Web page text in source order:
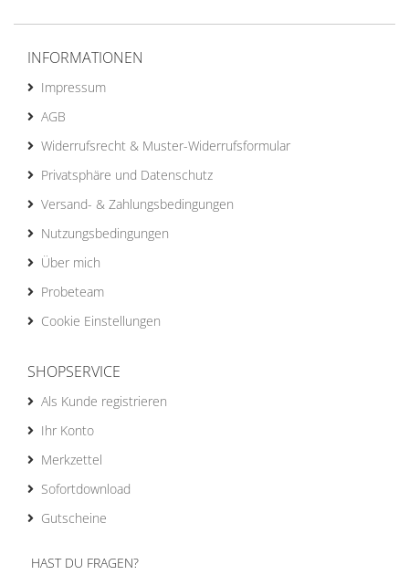
INFORMATIONEN
Impressum
AGB
Widerrufsrecht & Muster-Widerrufsformular
Privatsphäre und Datenschutz
Versand- & Zahlungsbedingungen
Nutzungsbedingungen
Über mich
Probeteam
Cookie Einstellungen
SHOPSERVICE
Als Kunde registrieren
Ihr Konto
Merkzettel
Sofortdownload
Gutscheine
HAST DU FRAGEN?